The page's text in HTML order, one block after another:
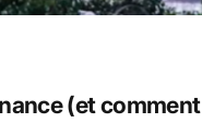
(et comment